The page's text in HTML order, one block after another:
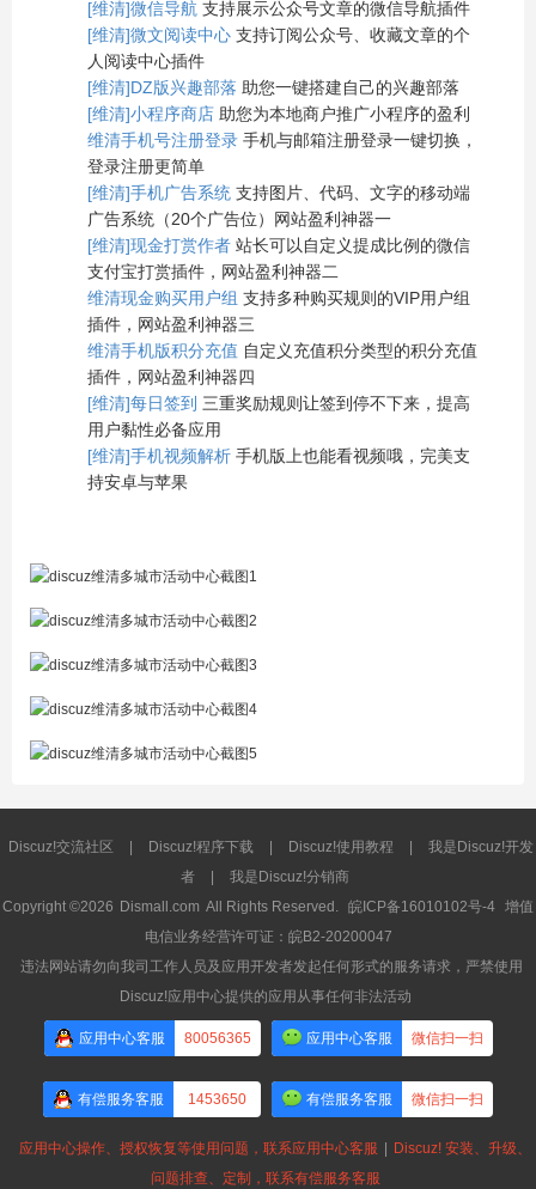
[维清]微信导航 支持展示公众号文章的微信导航插件
[维清]微文阅读中心 支持订阅公众号、收藏文章的个
人阅读中心插件
[维清]DZ版兴趣部落 助您一键搭建自己的兴趣部落
[维清]小程序商店 助您为本地商户推广小程序的盈利
维清手机号注册登录 手机与邮箱注册登录一键切换，
登录注册更简单
[维清]手机广告系统 支持图片、代码、文字的移动端
广告系统（20个广告位）网站盈利神器一
[维清]现金打赏作者 站长可以自定义提成比例的微信
支付宝打赏插件，网站盈利神器二
维清现金购买用户组 支持多种购买规则的VIP用户组
插件，网站盈利神器三
维清手机版积分充值 自定义充值积分类型的积分充值
插件，网站盈利神器四
[维清]每日签到 三重奖励规则让签到停不下来，提高
用户黏性必备应用
[维清]手机视频解析 手机版上也能看视频哦，完美支
持安卓与苹果
Discuz!交流社区 Discuz!程序下载 Discuz!使用教程
我是Discuz!开发
者
我是Discuz!分销商
Copyright ©2026 Dismall.com All Rights Reserved. 皖ICP备16010102号-4 增值
电信业务经营许可证：皖B2-20200047
违法网站请勿向我司工作人员及应用开发者发起任何形式的服务请求，严禁使用
Discuz!应用中心提供的应用从事任何非法活动
应用中心客服 80056365 应用中心客服 微信扫一扫
有偿服务客服 1453650 有偿服务客服 微信扫一扫
应用中心操作、授权恢复等使用问题，联系应用中心客服
Discuz! 安装、升级、
问题排查、定制，联系有偿服务客服